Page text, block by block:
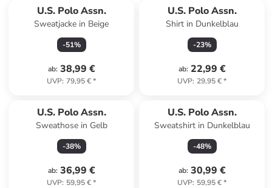
U.S. Polo Assn.
Sweatjacke in Beige
-51%
ab: 38,99 €
UVP: 79,95 €*
U.S. Polo Assn.
Shirt in Dunkelblau
-23%
ab: 22,99 €
UVP: 29,95 €*
U.S. Polo Assn.
Sweathose in Gelb
-38%
ab: 36,99 €
UVP: 59,95 €*
U.S. Polo Assn.
Sweatshirt in Dunkelblau
-48%
ab: 30,99 €
UVP: 59,95 €*